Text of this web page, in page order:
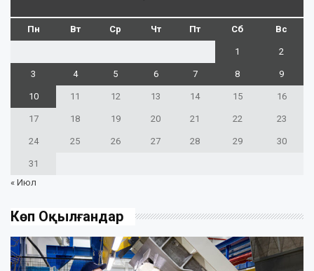
Пн Вт Ср Чт Пт Сб Вс
1 2
3 4 5 6 7 8 9
10 11 12 13 14 15 16
17 18 19 20 21 22 23
24 25 26 27 28 29 30
31
« Июл
Көп Оқылғандар